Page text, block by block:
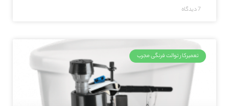
7 دیدگاه
تعمیرکار توالت فرنگی مجرب